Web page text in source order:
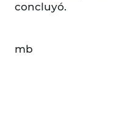
concluyó.
mb